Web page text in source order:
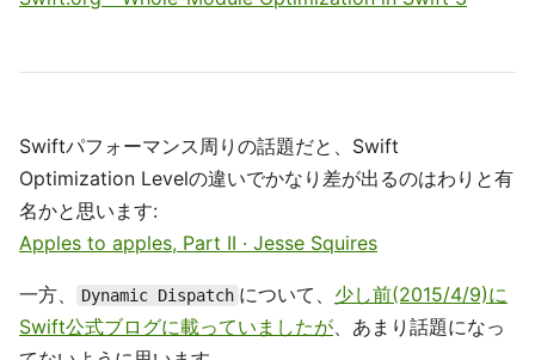
Swiftパフォーマンス周りの話題だと、Swift
Optimization Levelの違いでかなり差が出るのはわりと有
名かと思います:
Apples to apples, Part II · Jesse Squires
一方、 Dynamic Dispatch について、 少し前(2015/4/9)に
Swift公式ブログに載っていましたが、あまり話題になっ